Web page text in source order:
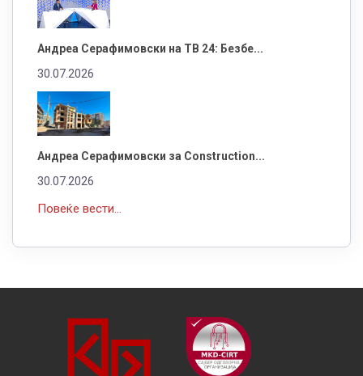
Андреа Серафимовски на ТВ 24: Безбе...
30.07.2026
Андреа Серафимовски за Construction...
30.07.2026
Повеќе вести...